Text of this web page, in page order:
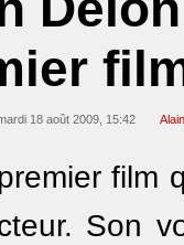
18 août 2009, 15:42
film
Son